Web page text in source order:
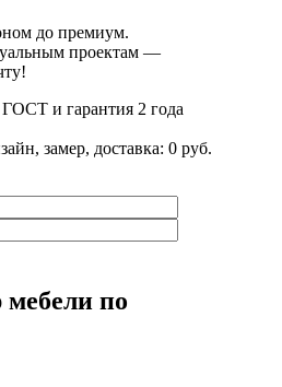
до премиум.
проектам —
ГОСТ и гарантия 2 года
замер, доставка: 0 руб.
по